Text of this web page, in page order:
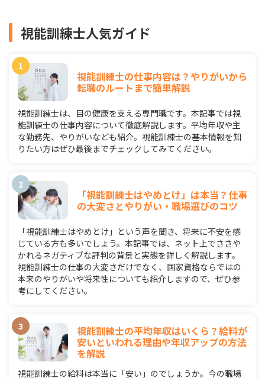
視能訓練士人気ガイド
視能訓練士の仕事内容は？やりがいから
転職のルートまで簡単解説
視能訓練士は、目の健康を支える専門職です。本記事では視
能訓練士の仕事内容について徹底解説します。平均年収や主
な勤務先、やりがいなども紹介。視能訓練士の基本情報を知
りたい方はぜひ最後までチェックしてみてください。
「視能訓練士はやめとけ」は本当？仕事
の大変さとやりがい・職場選びのコツ
「視能訓練士はやめとけ」という声を聞き、将来に不安を感
じている方も多いでしょう。本記事では、ネット上でささや
かれるネガティブな評判の背景と実態を詳しく解説します。
視能訓練士の仕事の大変さだけでなく、国家資格ならではの
本来のやりがいや将来性についても紹介しますので、ぜひ参
考にしてください。
視能訓練士の平均年収はいくら？給料が
安いといわれる理由や年収アップの方法
を解説
視能訓練士の給料は本当に「安い」のでしょうか。今の職場